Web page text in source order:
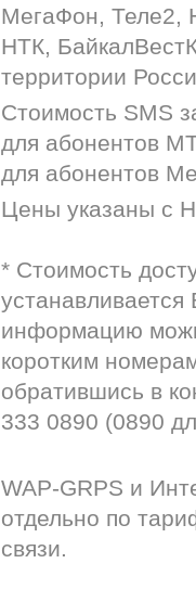
МегаФон, Теле2,
НТК,
территории
Стоимость SMS
для абонентов
для абонентов
Цены указаны с
* Стоимость
информацию
коротким
обратившись в
333 0890 (0890
WAP-GRPS и
отдельно по
связи.